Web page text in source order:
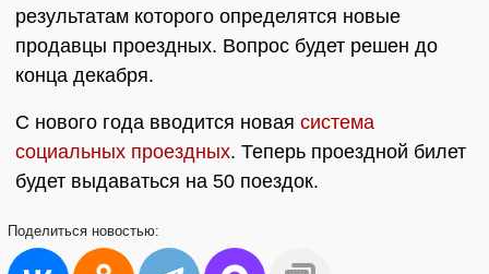
результатам которого определятся новые
продавцы проездных. Вопрос будет решен до
конца декабря.
С нового года вводится новая система
социальных проездных. Теперь проездной билет
будет выдаваться на 50 поездок.
Поделиться новостью: